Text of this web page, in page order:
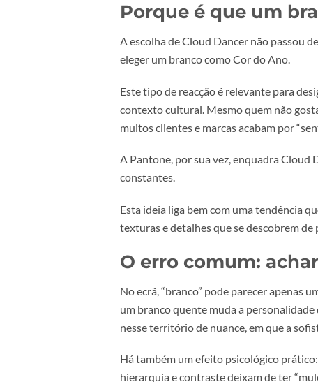
Porque é que
A escolha de Cloud Dancer não
eleger um branco como Cor do Ano.
Este tipo de reacção é relevante
contexto cultural. Mesmo quem
A Pantone, por sua vez,
constantes.
Esta ideia liga bem com uma
texturas e detalhes que se